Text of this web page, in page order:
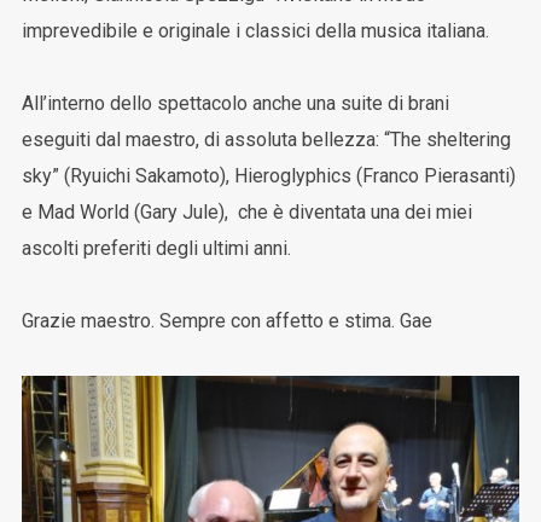
imprevedibile e originale i classici della musica italiana.
All’interno dello spettacolo anche una suite di brani
eseguiti dal maestro, di assoluta bellezza: “The sheltering
sky” (Ryuichi Sakamoto), Hieroglyphics (Franco Pierasanti)
e Mad World (Gary Jule), che è diventata una dei miei
ascolti preferiti degli ultimi anni.
Grazie maestro. Sempre con affetto e stima. Gae